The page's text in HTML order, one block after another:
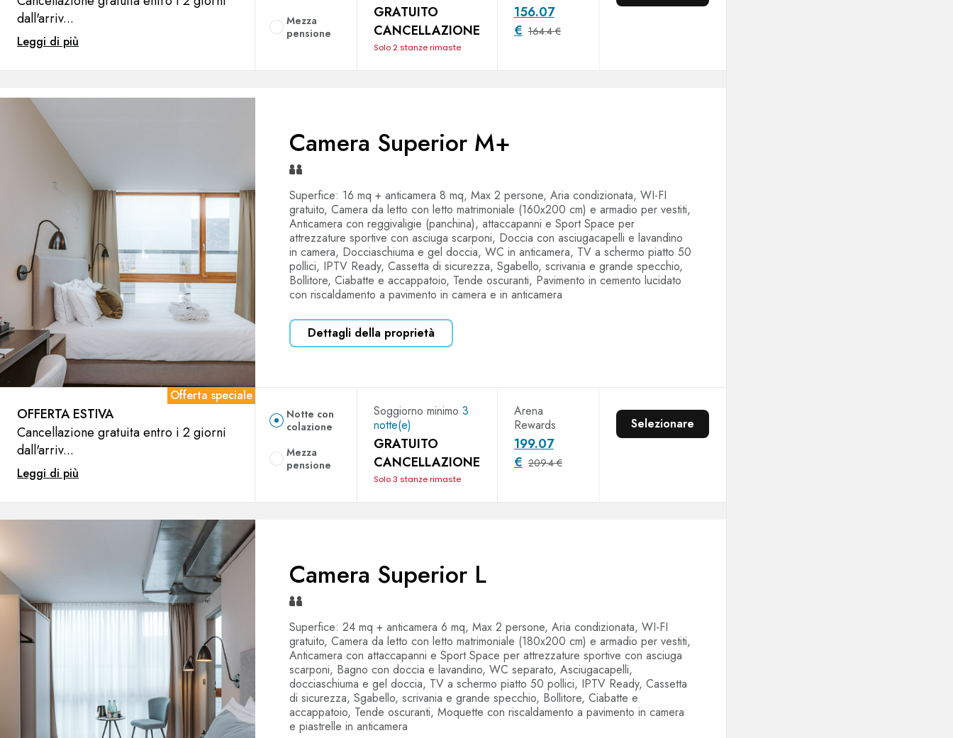
dall'arriv...
Leggi di più
GRATUITO
CANCELLAZIONE
Solo 2 stanze rimaste
156.07
€ 164.4 €
Mezza
pensione
Camera Superior M+
Superfice: 16 mq + anticamera 8 mq, Max 2 persone, Aria condizionata, WI-FI
gratuito, Camera da letto con letto matrimoniale (160x200 cm) e armadio per vestiti,
Anticamera con reggivaligie (panchina), attaccapanni e Sport Space per
attrezzature sportive con asciuga scarponi, Doccia con asciugacapelli e lavandino
in camera, Docciaschiuma e gel doccia, WC in anticamera, TV a schermo piatto 50
pollici, IPTV Ready, Cassetta di sicurezza, Sgabello, scrivania e grande specchio,
Bollitore, Ciabatte e accappatoio, Tende oscuranti, Pavimento in cemento lucidato
con riscaldamento a pavimento in camera e in anticamera
Dettagli della proprietà
OFFERTA ESTIVA
Offerta speciale
Cancellazione gratuita entro i 2 giorni
dall'arriv...
Leggi di più
Soggiorno minimo 3
notte(e)
GRATUITO
CANCELLAZIONE
Solo 3 stanze rimaste
Arena
Rewards
199.07
€ 209.4 €
Notte con
colazione
Mezza
pensione
Selezionare
Camera Superior L
Superfice: 24 mq + anticamera 6 mq, Max 2 persone, Aria condizionata, WI-FI
gratuito, Camera da letto con letto matrimoniale (180x200 cm) e armadio per vestiti,
Anticamera con attaccapanni e Sport Space per attrezzature sportive con asciuga
scarponi, Bagno con doccia e lavandino, WC separato, Asciugacapelli,
docciaschiuma e gel doccia, TV a schermo piatto 50 pollici, IPTV Ready, Cassetta
di sicurezza, Sgabello, scrivania e grande specchio, Bollitore, Ciabatte e
accappatoio, Tende oscuranti, Moquette con riscaldamento a pavimento in camera
e piastrelle in anticamera